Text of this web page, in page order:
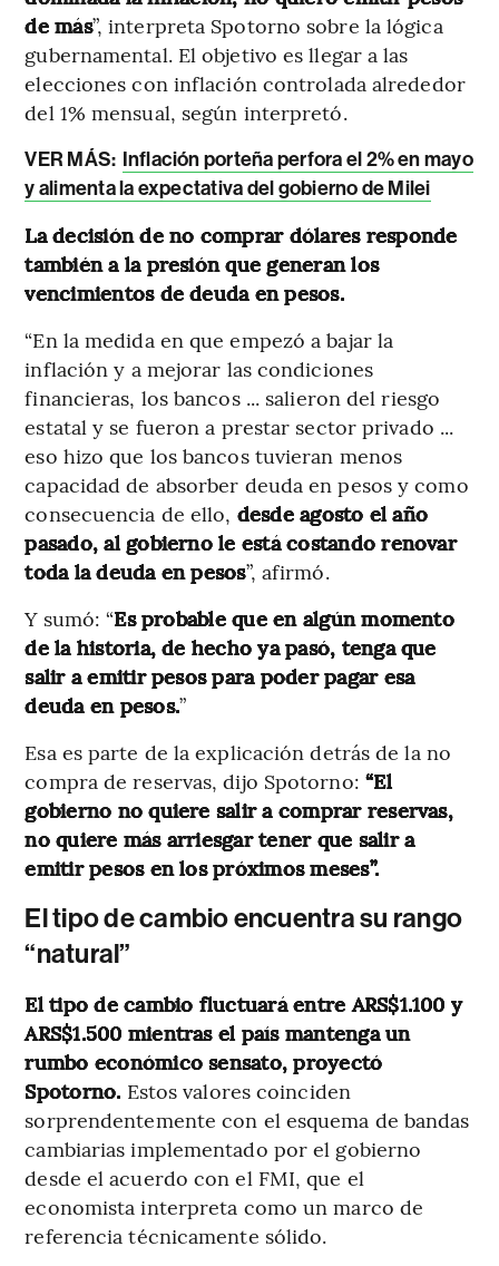
de más”, interpreta Spotorno sobre la lógica
gubernamental. El objetivo es llegar a las
elecciones con inflación controlada alrededor
del 1% mensual, según interpretó.
VER MÁS: Inflación porteña perfora el 2% en mayo
y alimenta la expectativa del gobierno de Milei
La decisión de no comprar dólares responde
también a la presión que generan los
vencimientos de deuda en pesos.
“En la medida en que empezó a bajar la
inflación y a mejorar las condiciones
financieras, los bancos ... salieron del riesgo
estatal y se fueron a prestar sector privado ...
eso hizo que los bancos tuvieran menos
capacidad de absorber deuda en pesos y como
consecuencia de ello, desde agosto el año
pasado, al gobierno le está costando renovar
toda la deuda en pesos”, afirmó.
Y sumó: “Es probable que en algún momento
de la historia, de hecho ya pasó, tenga que
salir a emitir pesos para poder pagar esa
deuda en pesos.”
Esa es parte de la explicación detrás de la no
compra de reservas, dijo Spotorno: “El
gobierno no quiere salir a comprar reservas,
no quiere más arriesgar tener que salir a
emitir pesos en los próximos meses”.
El tipo de cambio encuentra su rango
“natural”
El tipo de cambio fluctuará entre ARS$1.100 y
ARS$1.500 mientras el país mantenga un
rumbo económico sensato, proyectó
Spotorno. Estos valores coinciden
sorprendentemente con el esquema de bandas
cambiarias implementado por el gobierno
desde el acuerdo con el FMI, que el
economista interpreta como un marco de
referencia técnicamente sólido.